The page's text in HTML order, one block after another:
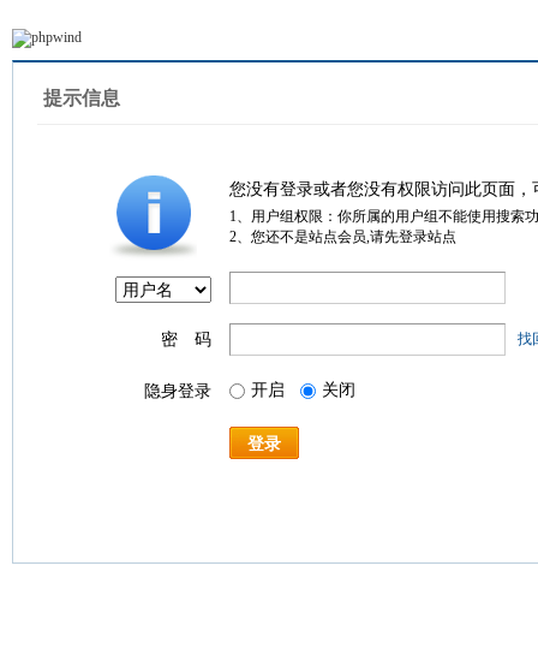
提示信息
您没有登录或者您没有权限访问此页面
1、用户组权限：你所属的用户组不能使用搜索
2、您还不是站点会员,请先登录站点
密 码 找
隐身登录 开启 关闭
登录